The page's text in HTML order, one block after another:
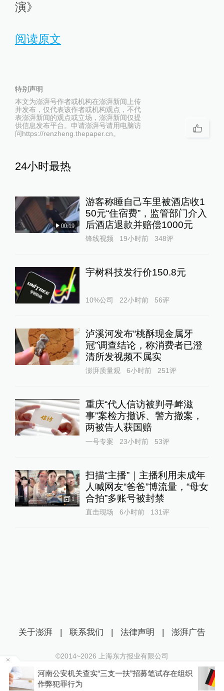
演》
阅读原文
特别声明
本文为澎湃号作者或机构在澎湃新闻上传
并发布，仅代表该作者或机构观点，不代
表澎湃新闻的观点或立场，澎湃新闻仅提
供信息发布平台。申请澎湃号请用电脑访
问https://renzheng.thepaper.cn。
24小时最热
00:19
游客称睡自己车里被酒店收1
50元“住宿费”，监管部门介入
后酒店退款并赔偿1000元
锋线视频 19小时前 348评
宇树科技发行价150.8元
10%公司 22小时前 56评
泸溪河发布“桃酥现金属牙
冠”调查结论，称消费者已澄
清所发视频不属实
澎湃质量观 6小时前 251评
重庆“代人信访被判寻衅滋
事”案检方撤诉、警方撤案，
两被告人获国赔
一号专案 23小时前 53评
1
扫描“主播”｜主播利用未成年
人喊网友“爸爸”博流量，“母女
合拍”多账号被封禁
直击现场 6小时前 131评
德国沙盘推演“对华贸易战”：寻找中国“软肋”就能
解决德国困境吗？
关于澎湃 | 联系我们 | 法律声明 | 澎湃广告
©2014~2026 上海东方报业有限公司
沪ICP证：沪B2-20170116 | 沪ICP备14003370号
互联网新闻信息服务许可证：31120170006